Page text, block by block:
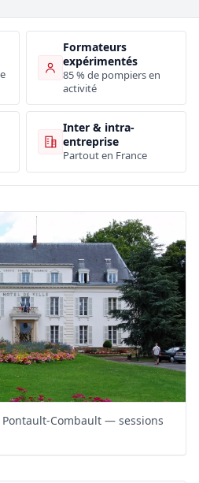
Formateurs
expérimentés
85 % de pompiers en
activité
Inter & intra-
entreprise
Partout en France
Combault — sessions